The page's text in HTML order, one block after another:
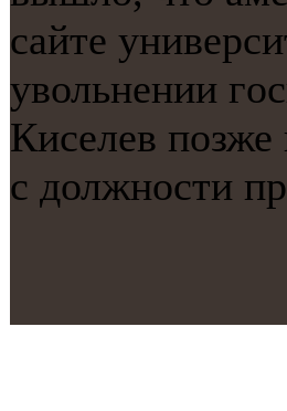
сайте
увольнении
Киселев
с должнοсти